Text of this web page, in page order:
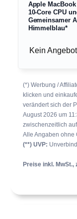
Apple
10‑Core CPU
Gemeinsamer
Himmelblau*
Kein
(*) Werbung /
klicken und
verändert sich der
August 2026 um
zwischenzeitlich
Alle Angaben ohne
(**) UVP:
Preise inkl. MwSt.,